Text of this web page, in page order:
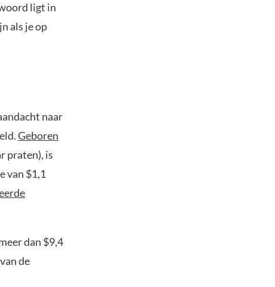
ligt in
als je op
naar
Geboren
praten), is
van $1,1
dan $9,4
de